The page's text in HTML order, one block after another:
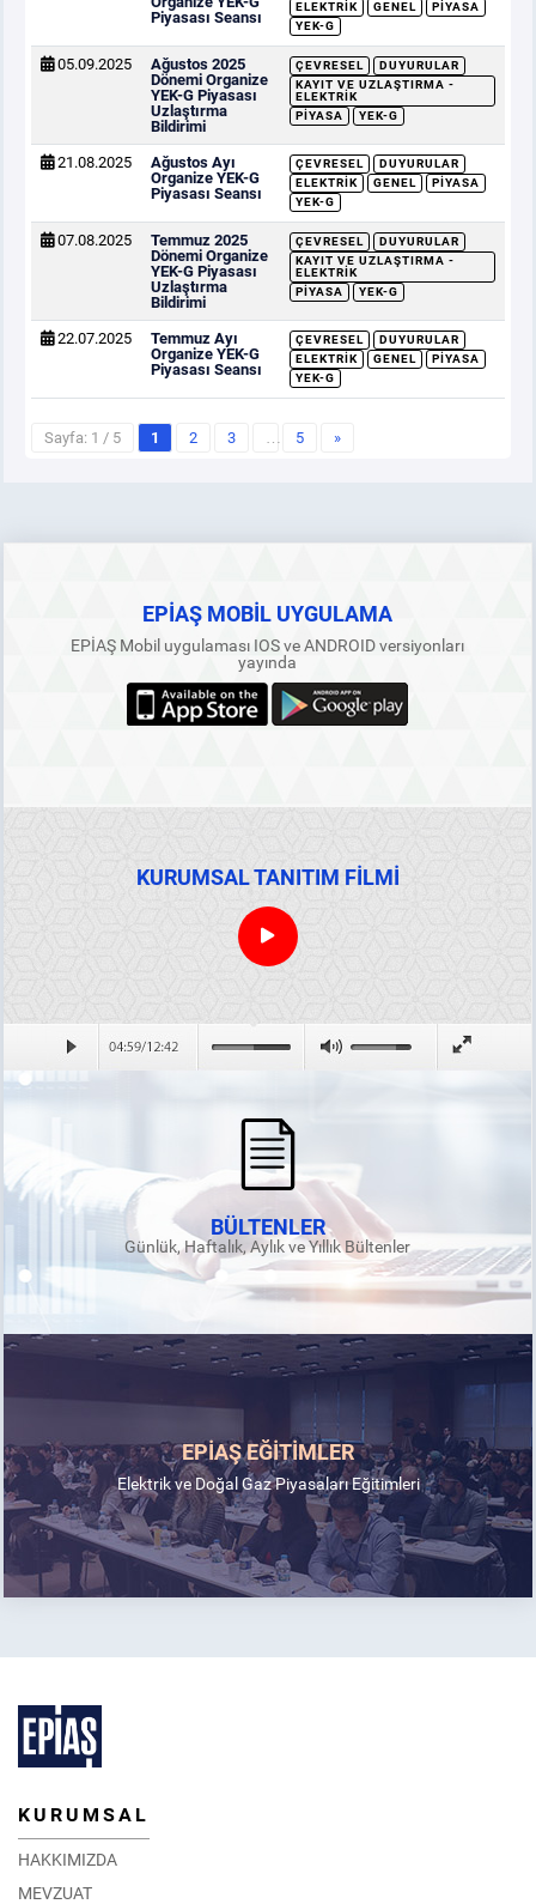
Piyasası Seansı
ELEKTRIK GENEL
PIYASA
YEK-G
05.09.2025
Ağustos 2025
Dönemi Organize
YEK-G Piyasası
Uzlaştırma
Bildirimi
ÇEVRESEL
DUYURULAR
KAYIT VE UZLAŞTIRMA -
ELEKTRIK
PIYASA
YEK-G
21.08.2025
Ağustos Ayı
Organize YEK-G
Piyasası Seansı
ÇEVRESEL
DUYURULAR
ELEKTRIK
GENEL
PIYASA
YEK-G
07.08.2025
Temmuz 2025
Dönemi Organize
YEK-G Piyasası
Uzlaştırma
Bildirimi
ÇEVRESEL
DUYURULAR
KAYIT VE UZLAŞTIRMA -
ELEKTRIK
PIYASA
YEK-G
22.07.2025
Temmuz Ayı
Organize YEK-G
Piyasası Seansı
ÇEVRESEL
DUYURULAR
ELEKTRIK
GENEL
PIYASA
YEK-G
Sayfa: 1 / 5 1 2 3 … 5 »
EPİAŞ MOBİL UYGULAMA
EPİAŞ Mobil uygulaması IOS ve ANDROID versiyonları
yayında
KURUMSAL TANITIM FİLMİ
BÜLTENLER
Günlük, Haftalık, Aylık ve Yıllık Bültenler
EPİAŞ EĞİTİMLER
Elektrik ve Doğal Gaz Piyasaları Eğitimleri
KURUMSAL
HAKKIMIZDA
MEVZUAT